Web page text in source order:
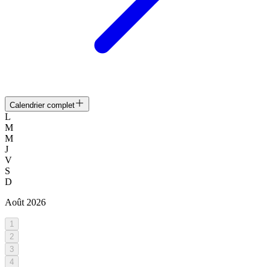
Calendrier complet
L
M
M
J
V
S
D
Août 2026
1
2
3
4